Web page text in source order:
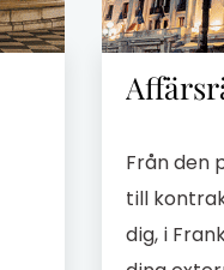
Från den
till
dig, i